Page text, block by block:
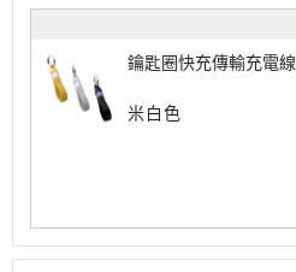
鑰匙圈快充傳輸充電線
米白色